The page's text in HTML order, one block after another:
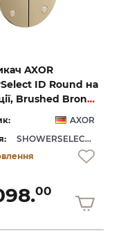
AXOR
ID Round на
3 функції, Brushed Bronze (36779140)
AXOR
SHOWERSELECT ID
00